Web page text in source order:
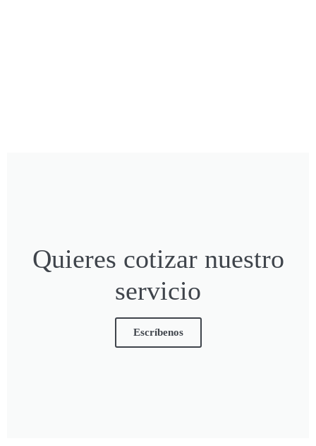
Quieres cotizar nuestro
servicio
Escríbenos